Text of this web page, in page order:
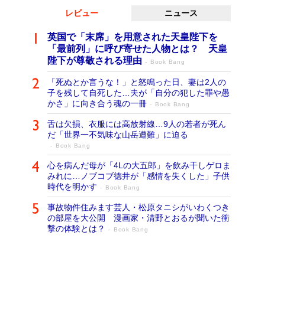
レビュー ニュース
英国で「末席」を用意された天皇陛下を
「最前列」に呼び寄せた人物とは？ 天皇
陛下が尊敬される理由
Book Bang
「死ぬとか言うな！」と怒鳴った日、妻は2人の
子を残して自死した…夫が「自分の犯した罪や愚
かさ」に向き合う魂の一冊
Book Bang
舌は欠損、衣服には高放射線…9人の若者が死ん
だ「世界一不気味な山岳遭難」に迫る
Book Bang
心を病んだ母が「4Lの大五郎」を飲み干しゲロま
みれに…ノブコブ徳井が「感情を失くした」子供
時代を明かす
Book Bang
事故物件住みます芸人・松原タニシがいわくつき
の部屋を大公開 漫画家・清野とおるが聞いた衝
撃の体験とは？
Book Bang